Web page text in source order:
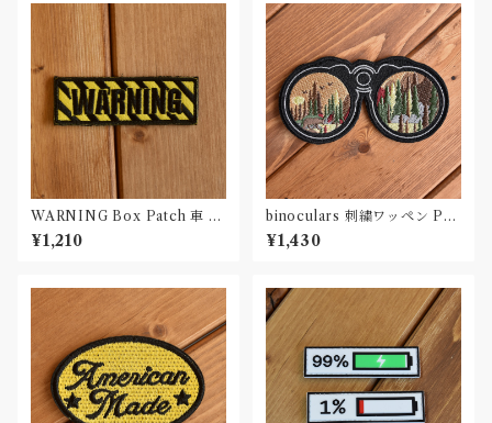
WARNING Box Patch 車 ワ
ッペン カー パッチ
¥1,210
binoculars 刺繍ワッペン Pat
ch
¥1,430